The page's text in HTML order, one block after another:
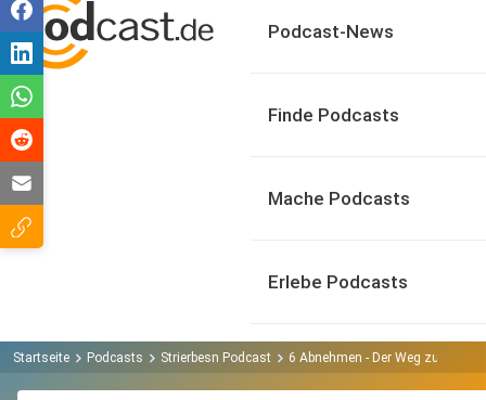
Podcast-News
Finde Podcasts
Mache Podcasts
Erlebe Podcasts
Startseite Podcasts Strierbesn Podcast 6 Abnehmen - Der Weg zu minus